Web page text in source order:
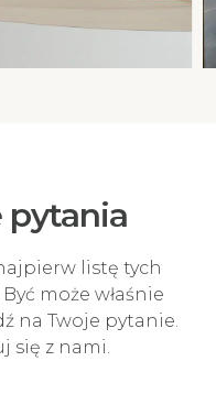
pytania
listę tych
może właśnie
na Twoje pytanie.
się z nami.